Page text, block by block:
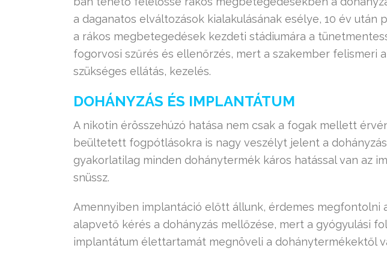
a daganatos elváltozások kialakulásának esélye, 10 év
a rákos megbetegedések kezdeti stádiumára a
fogorvosi szűrés és ellenőrzés, mert a szakember
szükséges ellátás, kezelés.
DOHÁNYZÁS ÉS IMPLANTÁTUM
A nikotin érösszehúzó hatása nem csak a fogak mellett
beültetett fogpótlásokra is nagy veszélyt jelent a
gyakorlatilag minden dohánytermék káros hatással van az
snüssz.
Amennyiben implantáció előtt állunk, érdemes megfontolni
alapvető kérés a dohányzás mellőzése, mert a gyógyulási
implantátum élettartamát megnöveli a dohánytermékektől